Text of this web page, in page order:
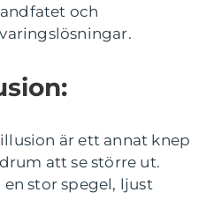
och
är ett annat knep
att se större ut.
stor spegel, ljust